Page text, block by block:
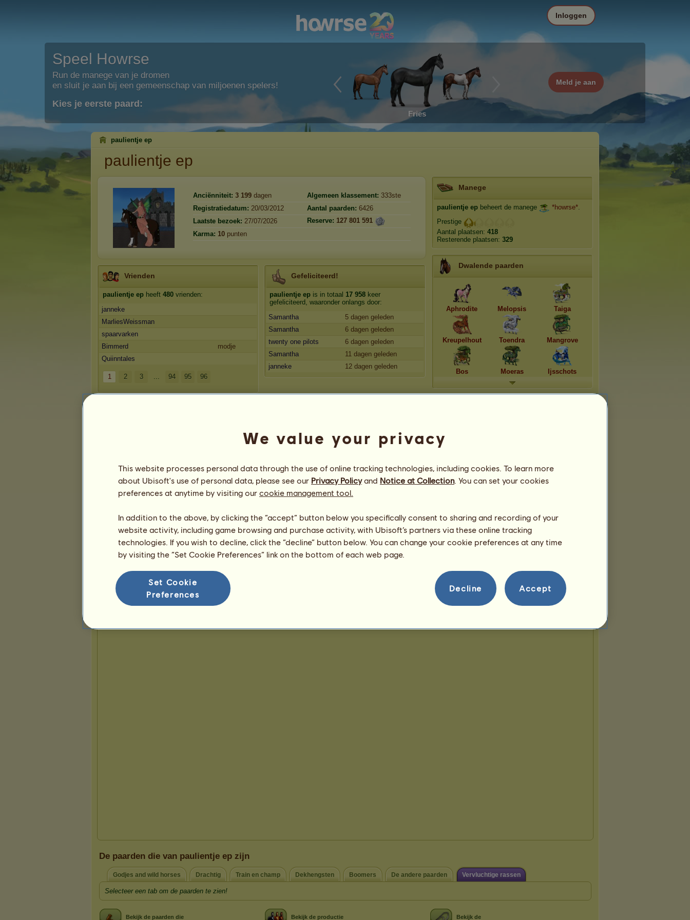
Speel Howrse
Run de manege van je dromen
en sluit je aan bij een gemeenschap van miljoenen spelers!
Kies je eerste paard:
Fries
Meld je aan
Inloggen
paulientje ep
paulientje ep
Anciënniteit: 3 199 dagen Algemeen klassement: 333ste
Registratiedatum: 20/03/2012 Aantal paarden: 6426
Laatste bezoek: 27/07/2026 Reserve: 127 801 591
Karma: 10 punten
Vrienden
paulientje ep heeft 480 vrienden:
janneke
MarliesWeissman
spaarvarken
Bimmerd
modje
Quiinntales
1 2 3 ... 94 95 96
Gefeliciteerd!
paulientje ep is in totaal 17 958 keer
gefeliciteerd, waaronder onlangs door:
Samantha
5 dagen geleden
Samantha
6 dagen geleden
twenty one pilots
6 dagen geleden
Samantha
11 dagen geleden
janneke
12 dagen geleden
Manege
paulientje ep beheert de manege *howrse*.
Prestige
Aantal plaatsen: 418
Resterende plaatsen: 329
Dwalende paarden
Aphrodite Melopsis Taiga
Kreupelhout Toendra Mangrove
Bos Moeras Ijsschots
Teams
Leden:20
Team fokt:Franse draver
Presentatie
De paarden die van paulientje ep zijn
Godjes and wild horses Drachtig Train en champ Dekhengsten Boomers De andere paarden Vervluchtige rassen
Selecteer een tab om de paarden te zien!
Bekijk de paarden die Bekijk de productie Bekijk de
We value your privacy
This website processes personal data through the use of online tracking technologies, including cookies. To learn more
about Ubisoft's use of personal data, please see our Privacy Policyand Notice at Collection. You can set your cookies
preferences at anytime by visiting our cookie management tool.
In addition to the above, by clicking the “accept” button below you specifically consent to sharing and recording of your
website activity, including game browsing and purchase activity, with Ubisoft’s partners via these online tracking
technologies. If you wish to decline, click the “decline” button below. You can change your cookie preferences at any time
by visiting the “Set Cookie Preferences” link on the bottom of each web page.
Set Cookie
Preferences
Decline Accept